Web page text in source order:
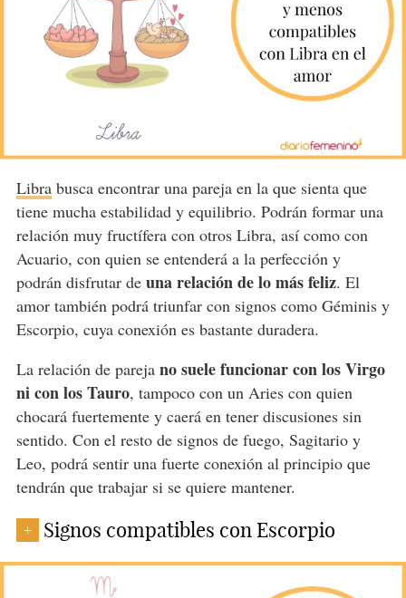
Librabusca encontrar una pareja en la que sienta que
tiene mucha estabilidad y equilibrio. Podrán formar una
relación muy fructífera con otros Libra, así como con
Acuario, con quien se entenderá a la perfección y
podrán disfrutar de una relación de lo más feliz. El
amor también podrá triunfar con signos como Géminis y
Escorpio, cuya conexión es bastante duradera.
La relación de pareja no suele funcionar con los Virgo
ni con los Tauro, tampoco con un Aries con quien
chocará fuertemente y caerá en tener discusiones sin
sentido. Con el resto de signos de fuego, Sagitario y
Leo, podrá sentir una fuerte conexión al principio que
tendrán que trabajar si se quiere mantener.
+ Signos compatibles con Escorpio